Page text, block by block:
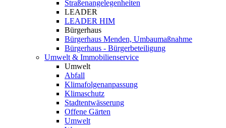
Straßenangelegenheiten
LEADER
LEADER HIM
Bürgerhaus
Bürgerhaus Menden, Umbaumaßnahme
Bürgerhaus - Bürgerbeteiligung
Umwelt & Immobilienservice
Umwelt
Abfall
Klimafolgenanpassung
Klimaschutz
Stadtentwässerung
Offene Gärten
Umwelt